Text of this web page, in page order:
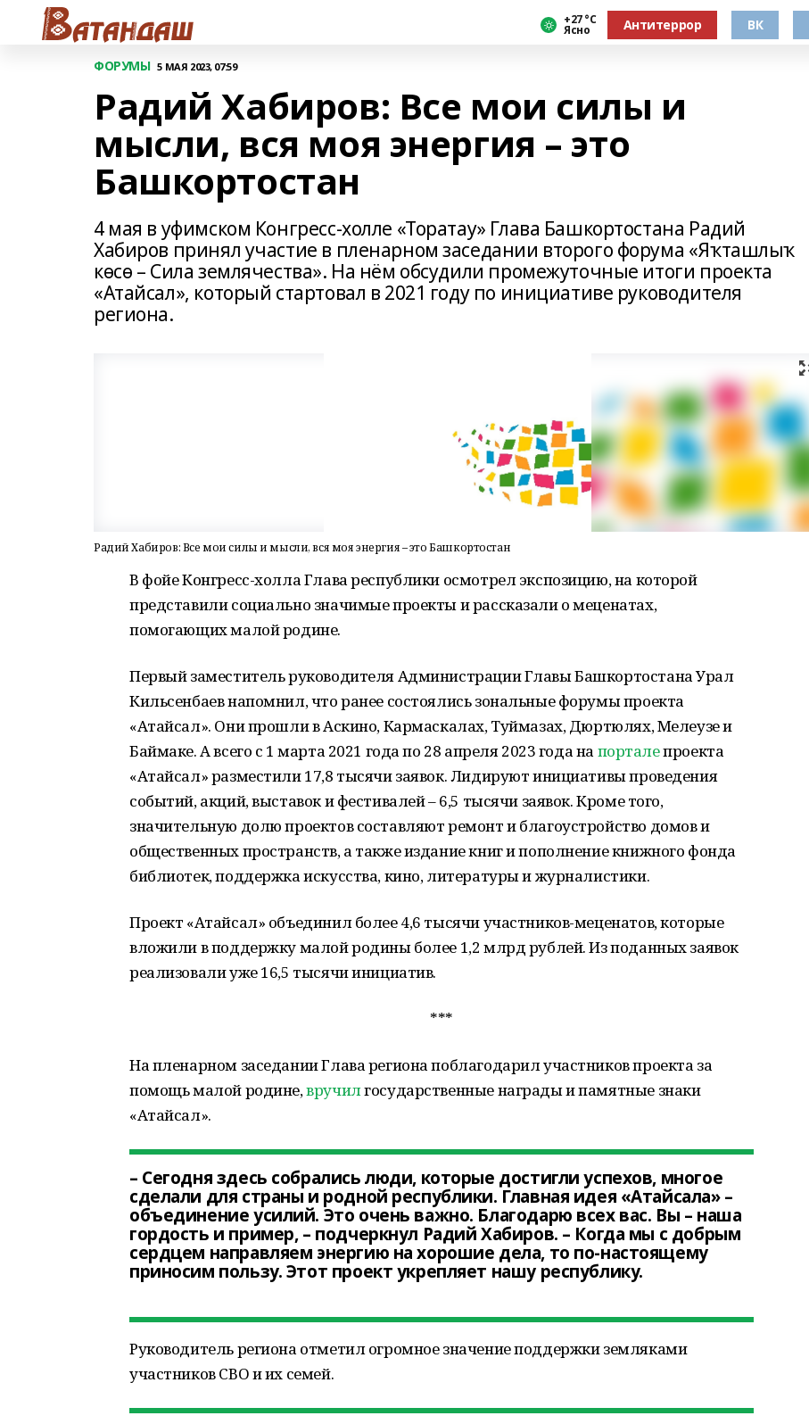
+27 °С
Ясно Антитеррор ВК
ФОРУМЫ 5 МАЯ 2023, 07:59
Радий Хабиров: Все мои силы и
мысли, вся моя энергия – это
Башкортостан
4 мая в уфимском Конгресс-холле «Торатау» Глава Башкортостана Радий
Хабиров принял участие в пленарном заседании второго форума «Яҡташлыҡ
көсө – Сила землячества». На нём обсудили промежуточные итоги проекта
«Атайсал», который стартовал в 2021 году по инициативе руководителя
региона.
Радий Хабиров: Все мои силы и мысли, вся моя энергия – это Башкортостан
В фойе Конгресс-холла Глава республики осмотрел экспозицию, на которой
представили социально значимые проекты и рассказали о меценатах,
помогающих малой родине.
Первый заместитель руководителя Администрации Главы Башкортостана Урал
Кильсенбаев напомнил, что ранее состоялись зональные форумы проекта
«Атайсал». Они прошли в Аскино, Кармаскалах, Туймазах, Дюртюлях, Мелеузе и
Баймаке. А всего с 1 марта 2021 года по 28 апреля 2023 года на порталепроекта
«Атайсал» разместили 17,8 тысячи заявок. Лидируют инициативы проведения
событий, акций, выставок и фестивалей – 6,5 тысячи заявок. Кроме того,
значительную долю проектов составляют ремонт и благоустройство домов и
общественных пространств, а также издание книг и пополнение книжного фонда
библиотек, поддержка искусства, кино, литературы и журналистики.
Проект «Атайсал» объединил более 4,6 тысячи участников-меценатов, которые
вложили в поддержку малой родины более 1,2 млрд рублей. Из поданных заявок
реализовали уже 16,5 тысячи инициатив.
***
На пленарном заседании Глава региона поблагодарил участников проекта за
помощь малой родине,вручилгосударственные награды и памятные знаки
«Атайсал».
– Сегодня здесь собрались люди, которые достигли успехов, многое
сделали для страны и родной республики. Главная идея «Атайсала» –
объединение усилий. Это очень важно. Благодарю всех вас. Вы – наша
гордость и пример, – подчеркнул Радий Хабиров. – Когда мы с добрым
сердцем направляем энергию на хорошие дела, то по-настоящему
приносим пользу. Этот проект укрепляет нашу республику.
Руководитель региона отметил огромное значение поддержки земляками
участников СВО и их семей.